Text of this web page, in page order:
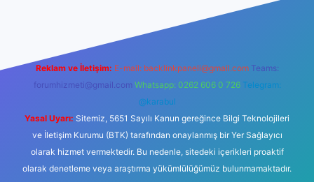
Reklam ve İletişim: E-mail: backlinkpaneli@gmail.com Teams:
forumhizmeti@gmail.com Whatsapp: 0262 606 0 726 Telegram:
@karabul
Yasal Uyarı: Sitemiz, 5651 Sayılı Kanun gereğince Bilgi Teknolojileri
ve İletişim Kurumu (BTK) tarafından onaylanmış bir Yer Sağlayıcı
olarak hizmet vermektedir. Bu nedenle, sitedeki içerikleri proaktif
olarak denetleme veya araştırma yükümlülüğümüz bulunmamaktadır.